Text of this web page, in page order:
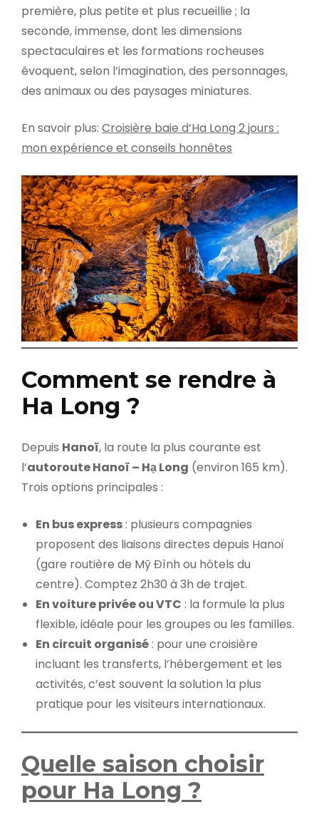
première, plus petite et plus recueillie ; la
seconde, immense, dont les dimensions
spectaculaires et les formations rocheuses
évoquent, selon l’imagination, des personnages,
des animaux ou des paysages miniatures.
En savoir plus: Croisière baie d’Ha Long 2 jours :
mon expérience et conseils honnêtes
Comment se rendre à
Ha Long ?
Depuis Hanoï, la route la plus courante est
l’autoroute Hanoï – Hạ Long (environ 165 km).
Trois options principales :
En bus express: plusieurs compagnies
proposent des liaisons directes depuis Hanoï
(gare routière de Mỹ Đình ou hôtels du
centre). Comptez 2h30 à 3h de trajet.
En voiture privée ou VTC : la formule la plus
flexible, idéale pour les groupes ou les familles.
En circuit organisé: pour une croisière
incluant les transferts, l’hébergement et les
activités, c’est souvent la solution la plus
pratique pour les visiteurs internationaux.
Quelle saison choisir
pour Ha Long ?